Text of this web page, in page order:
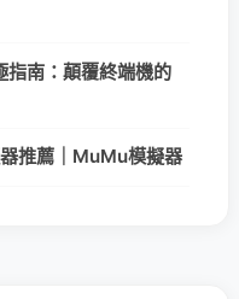
南：顛覆終端機的
推薦｜MuMu模擬器